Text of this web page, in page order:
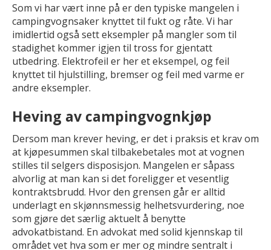
Som vi har vært inne på er den typiske mangelen i
campingvognsaker knyttet til fukt og råte. Vi har
imidlertid også sett eksempler på mangler som til
stadighet kommer igjen til tross for gjentatt
utbedring. Elektrofeil er her et eksempel, og feil
knyttet til hjulstilling, bremser og feil med varme er
andre eksempler.
Heving av campingvognkjøp
Dersom man krever heving, er det i praksis et krav om
at kjøpesummen skal tilbakebetales mot at vognen
stilles til selgers disposisjon. Mangelen er såpass
alvorlig at man kan si det foreligger et vesentlig
kontraktsbrudd. Hvor den grensen går er alltid
underlagt en skjønnsmessig helhetsvurdering, noe
som gjøre det særlig aktuelt å benytte
advokatbistand. En advokat med solid kjennskap til
området vet hva som er mer og mindre sentralt i